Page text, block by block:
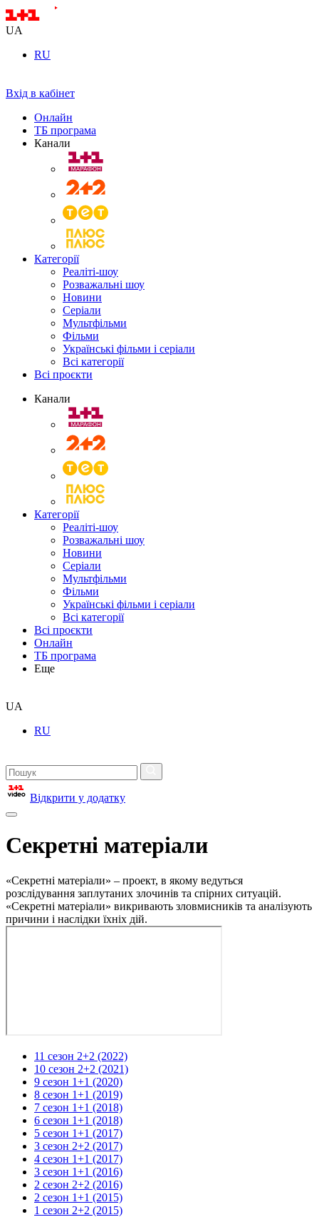
UA
RU
Вхід в кабінет
Онлайн
ТБ програма
Канали
Категорії
Реаліті-шоу
Розважальні шоу
Новини
Серіали
Мультфільми
Фільми
Українські фільми і серіали
Всі категорії
Всі проєкти
Канали
Категорії
Реаліті-шоу
Розважальні шоу
Новини
Серіали
Мультфільми
Фільми
Українські фільми і серіали
Всі категорії
Всі проєкти
Онлайн
ТБ програма
Еще
UA
RU
Відкрити у додатку
Секретні матеріали
«Секретні матеріали» – проект, в якому ведуться
розслідування заплутаних злочинів та спірних ситуацій.
«Секретні матеріали» викривають зловмисників та аналізують
причини і наслідки їхніх дій.
11 сезон 2+2 (2022)
10 сезон 2+2 (2021)
9 сезон 1+1 (2020)
8 сезон 1+1 (2019)
7 сезон 1+1 (2018)
6 сезон 1+1 (2018)
5 сезон 1+1 (2017)
3 сезон 2+2 (2017)
4 сезон 1+1 (2017)
3 сезон 1+1 (2016)
2 сезон 2+2 (2016)
2 сезон 1+1 (2015)
1 сезон 2+2 (2015)